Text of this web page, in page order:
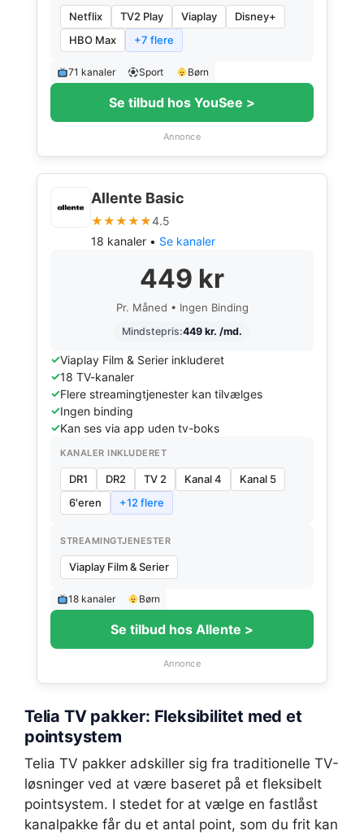
Netflix TV2 Play Viaplay
Disney+
HBO Max
+7 flere
71 kanaler Sport Børn
Se tilbud hos YouSee >
Annonce
Allente Basic
★★★★★4.5
18 kanaler • Se kanaler
449 kr
Pr. Måned • Ingen Binding
Mindstepris:449 kr. /md.
Viaplay Film & Serier inkluderet
18 TV-kanaler
Flere streamingtjenester kan tilvælges
Ingen binding
Kan ses via app uden tv-boks
KANALER INKLUDERET
DR1 DR2 TV 2 Kanal 4
Kanal 5
6'eren
+12 flere
STREAMINGTJENESTER
Viaplay Film & Serier
18 kanaler Børn
Se tilbud hos Allente >
Annonce
Telia TV pakker: Fleksibilitet med et
pointsystem
Telia TV pakker adskiller sig fra traditionelle TV-
løsninger ved at være baseret på et fleksibelt
pointsystem. I stedet for at vælge en fastlåst
kanalpakke får du et antal point, som du frit kan